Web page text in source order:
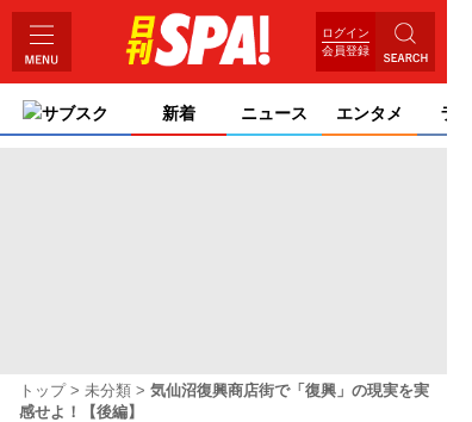
ログイン
会員登録
サブスク 新着 ニュース エンタメ ライ
トップ 未分類
気仙沼復興商店街で「復興」の現実を実
感せよ！【後編】